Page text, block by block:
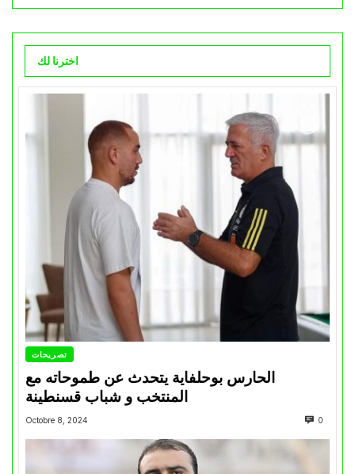
اخترنا لك
تصريحات
الحارس بوحلفاية يتحدث عن طموحاته مع
المنتخب و شباب قسنطينة
Octobre 8, 2024 0